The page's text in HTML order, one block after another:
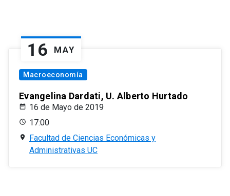
16 MAY
Macroeconomía
Evangelina Dardati, U. Alberto Hurtado
16 de Mayo de 2019
17:00
Facultad de Ciencias Económicas y
Administrativas UC